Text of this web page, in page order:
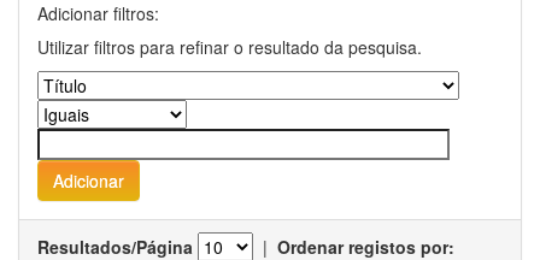
Adicionar filtros:
Utilizar filtros para refinar o resultado da pesquisa.
Resultados/Página | Ordenar registos por: